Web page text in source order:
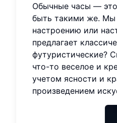
Обычные часы —
быть такими же. Мы
настроению или
предлагает
футуристические?
что-то веселое и
учетом ясности и
произведением